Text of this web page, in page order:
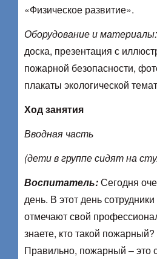
«Физическое развитие».
Оборудование и материалы:
доска, презентация с
пожарной безопасности,
плакаты экологической
Ход занятия
Вводная часть
(дети в группе сидят на
Воспитатель:Сегодня
день. В этот день
отмечают свой
знаете, кто такой
Правильно, пожарный – это